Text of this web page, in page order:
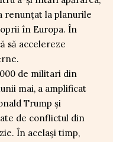
renunțat la planurile
în Europa. În
să accelereze
de militari din
mai, a amplificat
Trump și
de conflictul din
În același timp,